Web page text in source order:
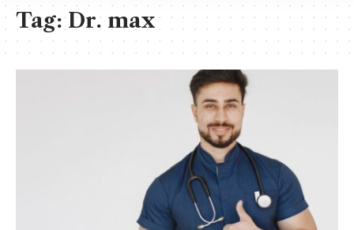
Tag:Dr. max